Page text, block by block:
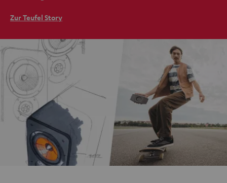
Zur Teufel Story